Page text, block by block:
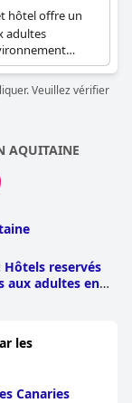
hôtel offre un
adultes
Veuillez vérifier
AQUITAINE
Hôtels reservés
aux adultes en
les
Canaries